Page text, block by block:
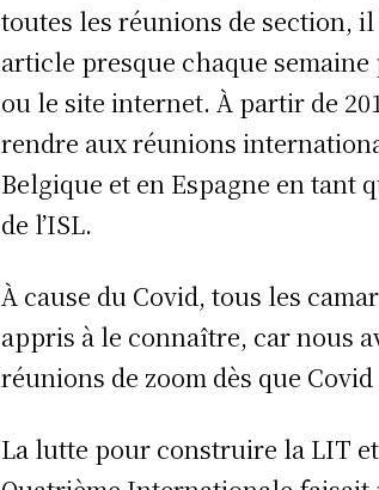
toutes les réunions de section,
article presque chaque
ou le site internet. À partir de
rendre aux réunions
Belgique et en Espagne en tant
de l’ISL.
À cause du Covid, tous les
appris à le connaître, car nous
réunions de zoom dès que
La lutte pour construire la LIT